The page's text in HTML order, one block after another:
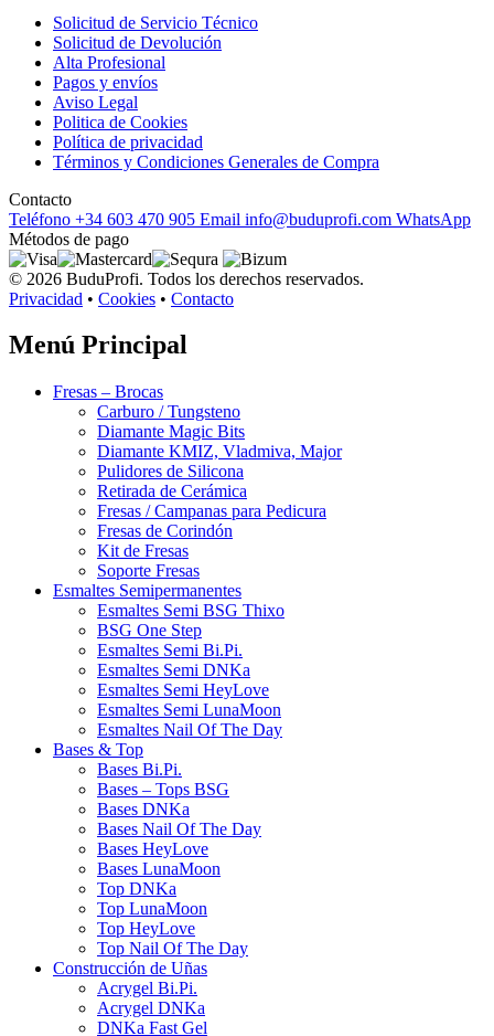
Solicitud de Servicio Técnico
Solicitud de Devolución
Alta Profesional
Pagos y envíos
Aviso Legal
Politica de Cookies
Política de privacidad
Términos y Condiciones Generales de Compra
Contacto
Teléfono +34 603 470 905 Email info@buduprofi.com WhatsApp
Métodos de pago
© 2026 BuduProfi. Todos los derechos reservados.
Privacidad • Cookies • Contacto
Menú Principal
Fresas – Brocas
Carburo / Tungsteno
Diamante Magic Bits
Diamante KMIZ, Vladmiva, Major
Pulidores de Silicona
Retirada de Cerámica
Fresas / Campanas para Pedicura
Fresas de Corindón
Kit de Fresas
Soporte Fresas
Esmaltes Semipermanentes
Esmaltes Semi BSG Thixo
BSG One Step
Esmaltes Semi Bi.Pi.
Esmaltes Semi DNKa
Esmaltes Semi HeyLove
Esmaltes Semi LunaMoon
Esmaltes Nail Of The Day
Bases & Top
Bases Bi.Pi.
Bases – Tops BSG
Bases DNKa
Bases Nail Of The Day
Bases HeyLove
Bases LunaMoon
Top DNKa
Top LunaMoon
Top HeyLove
Top Nail Of The Day
Construcción de Uñas
Acrygel Bi.Pi.
Acrygel DNKa
DNKa Fast Gel